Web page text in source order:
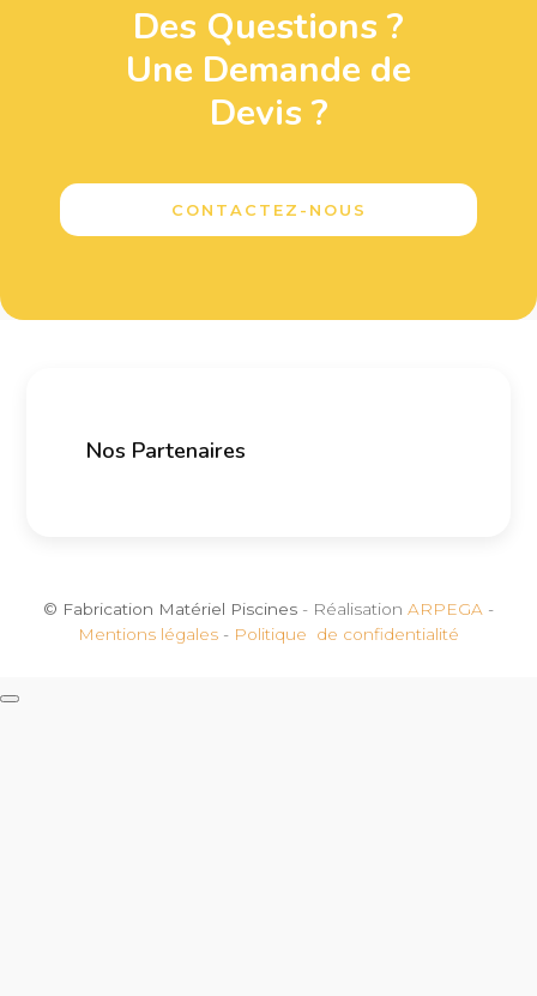
Des Questions ?
Une Demande de
Devis ?
CONTACTEZ-NOUS
Nos Partenaires
© Fabrication Matériel Piscines - Réalisation ARPEGA -
Mentions légales - Politique de confidentialité